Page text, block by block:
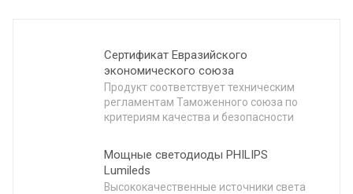
Сертификат Евразийского
экономического союза
Продукт соответствует техническим
регламентам Таможенного союза по
критериям качества и безопасности
Мощные светодиоды PHILIPS
Lumileds
Высококачественные источники света